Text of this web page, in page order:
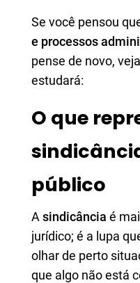
Se você pensou
e processos
pense de novo,
estudará:
O que
público
A sindicância é
jurídico; é a lupa
olhar de perto
que algo não está